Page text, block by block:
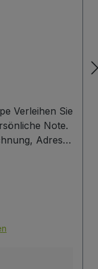
Verleihen Sie
Note.
Adresse
zur
PowerPoint-
nach